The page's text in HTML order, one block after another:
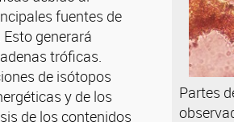
Partes
fuentes de
generará
tróficas.
de isótopos
y de los
de los contenidos